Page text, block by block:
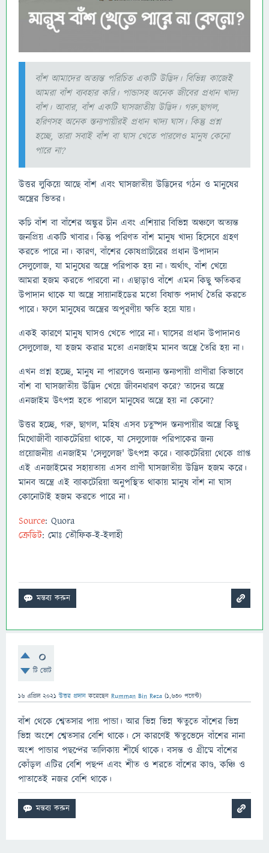
বাঁশ আমাদের অত্যন্ত পরিচিত একটি উদ্ভিদ। বিভিন্ন কাজেই
আমরা বাঁশ ব্যবহার করি। পান্ডাসহ অনেক জীবের প্রধান খাদ্য
বাঁশ। আবার, বাঁশ একটি ঘাসজাতীয় উদ্ভিদ। গরু,ছাগল,
হরিণসহ অনেক স্তন্যপায়ীরই প্রধান খাদ্য ঘাস। কিন্তু প্রশ্ন
হচ্ছে, তারা সবাই বাঁশ বা ঘাস খেতে পারলেও মানুষ কেনো
পারে না?
উত্তর লুকিয়ে আছে বাঁশ এবং ঘাসজাতীয় উদ্ভিদের গঠন ও মানুষের
অন্ত্রের ভিতর।
কচি বাঁশ বা বাঁশের অঙ্কুর চীন এবং এশিয়ার বিভিন্ন অঞ্চলে অত্যন্ত
জনপ্রিয় একটি খাবার। কিন্তু পরিণত বাঁশ মানুষ খাদ্য হিসেবে গ্রহণ
করতে পারে না। কারণ, বাঁশের কোষপ্রাচীরের প্রধান উপাদান
সেলুলোজ, যা মানুষের অন্ত্রে পরিপাক হয় না। অর্থাৎ, বাঁশ খেয়ে
আমরা হজম করতে পারবো না। এছাড়াও বাঁশে এমন কিছু ক্ষতিকর
উপাদান থাকে যা অন্ত্রে সায়ানাইডের মতো বিষাক্ত পদার্থ তৈরি করতে
পারে। ফলে মানুষের অন্ত্রের অপূরণীয় ক্ষতি হয়ে যায়।
একই কারণে মানুষ ঘাসও খেতে পারে না। ঘাসের প্রধান উপাদানও
সেলুলোজ, যা হজম করার মতো এনজাইম মানব অন্ত্রে তৈরি হয় না।
এখন প্রশ্ন হচ্ছে, মানুষ না পারলেও অন্যান্য স্তন্যপায়ী প্রাণীরা কিভাবে
বাঁশ বা ঘাসজাতীয় উদ্ভিদ খেয়ে জীবনধারণ করে? তাদের অন্ত্রে
এনজাইম উৎপন্ন হতে পারলে মানুষের অন্ত্রে হয় না কেনো?
উত্তর হচ্ছে, গরু, ছাগল, মহিষ এসব চতুষ্পদ স্তন্যপায়ীর অন্ত্রে কিছু
মিথোজীবী ব্যাকটেরিয়া থাকে, যা সেলুলোজ পরিপাকের জন্য
প্রয়োজনীয় এনজাইম 'সেলুলেজ' উৎপন্ন করে। ব্যাকটেরিয়া থেকে প্রাপ্ত
এই এনজাইমের সহায়তায় এসব প্রাণী ঘাসজাতীয় উদ্ভিদ হজম করে।
মানব অন্ত্রে এই ব্যাকটেরিয়া অনুপস্থিত থাকায় মানুষ বাঁশ না ঘাস
কোনোটাই হজম করতে পারে না।
Source: Quora
ক্রেডিট: মোঃ তৌফিক-ই-ইলাহী
0
টি ভোট
16 এপ্রিল 2021 উত্তর প্রদান করেছেন Rumman Bin Reza (1,630 পয়েন্ট)
বাঁশ থেকে শ্বেতসার পায় পান্ডা। আর ভিন্ন ভিন্ন ঋতুতে বাঁশের ভিন্ন
ভিন্ন অংশে শ্বেতসার বেশি থাকে। সে কারণেই ঋতুভেদে বাঁশের নানা
অংশ পান্ডার পছন্দের তালিকায় শীর্ষে থাকে। বসন্ত ও গ্রীষ্মে বাঁশের
কোঁড়ল এটির বেশি পছন্দ এবং শীত ও শরতে বাঁশের কাণ্ড, কঞ্চি ও
পাতাতেই নজর বেশি থাকে।